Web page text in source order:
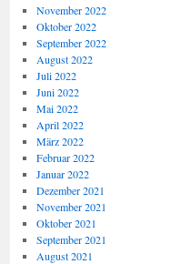
November 2022
Oktober 2022
September 2022
August 2022
Juli 2022
Juni 2022
Mai 2022
April 2022
März 2022
Februar 2022
Januar 2022
Dezember 2021
November 2021
Oktober 2021
September 2021
August 2021